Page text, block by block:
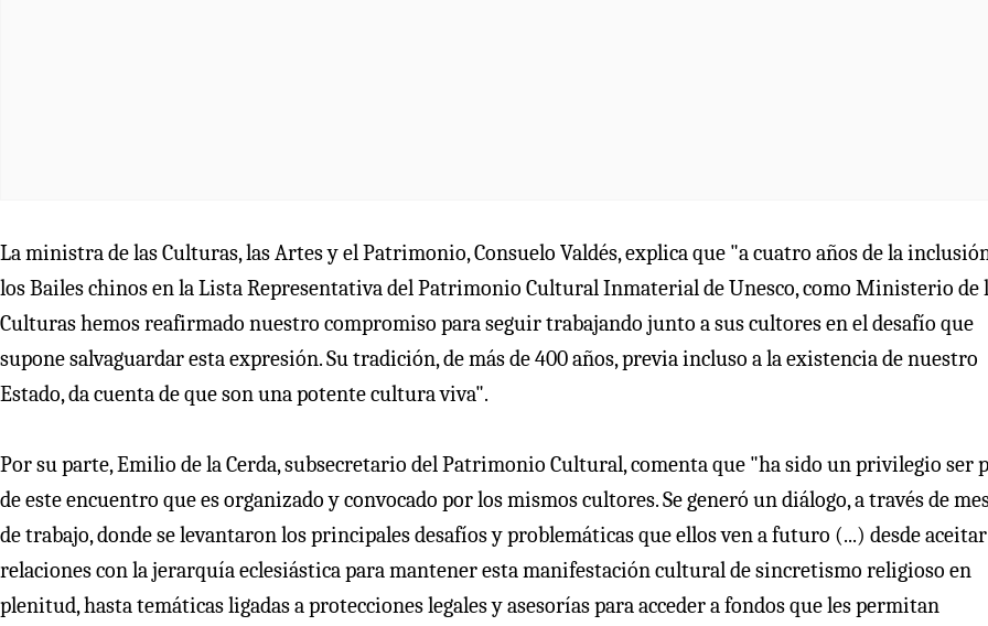
La ministra de las Culturas, las Artes y el Patrimonio, Consuelo Valdés, explica que "a cuatro años de la
los Bailes chinos en la Lista Representativa del Patrimonio Cultural Inmaterial de Unesco, como Ministerio de
Culturas hemos reafirmado nuestro compromiso para seguir trabajando junto a sus cultores en el desafío que
supone salvaguardar esta expresión. Su tradición, de más de 400 años, previa incluso a la existencia de nuestro
Estado, da cuenta de que son una potente cultura viva".
Por su parte, Emilio de la Cerda, subsecretario del Patrimonio Cultural, comenta que "ha sido un privilegio ser
de este encuentro que es organizado y convocado por los mismos cultores. Se generó un diálogo, a través de
de trabajo, donde se levantaron los principales desafíos y problemáticas que ellos ven a futuro (...) desde
relaciones con la jerarquía eclesiástica para mantener esta manifestación cultural de sincretismo religioso en
plenitud, hasta temáticas ligadas a protecciones legales y asesorías para acceder a fondos que les permitan